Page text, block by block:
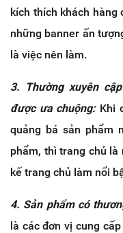
kích thích khách hàng
những banner ấn
là việc nên làm.
3. Thường xuyên
được ưa chuộng:Khi
quảng bá sản phẩm
phẩm, thì trang chủ là
kế trang chủ làm nổi
4. Sản phẩm có
là các đơn vị cung